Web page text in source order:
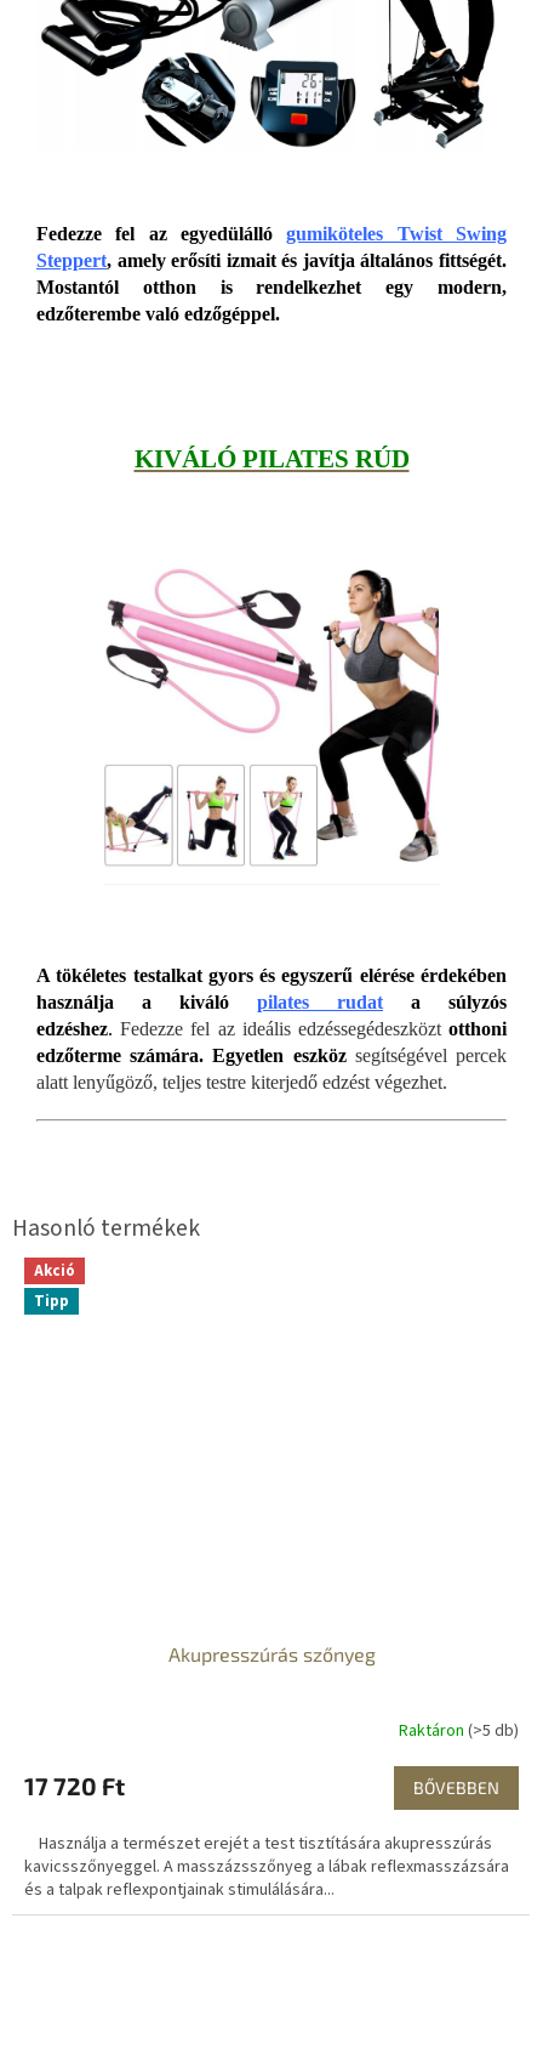
Fedezze fel az egyedülállógumiköteles Twist Swing
Steppert, amely erősíti izmait és javítja általános fittségét.
Mostantól otthon is rendelkezhet egy modern,
edzőterembe való edzőgéppel.
KIVÁLÓ PILATES RÚD
A tökéletes testalkat gyors és egyszerű elérése érdekében
használja a kiváló pilates rudat a súlyzós
edzéshez. Fedezze fel az ideális edzéssegédeszközt otthoni
edzőterme számára. Egyetlen eszköz segítségével percek
alatt lenyűgöző, teljes testre kiterjedő edzést végezhet.
Akció
Tipp
Akupresszúrás szőnyeg
Raktáron (>5 db)
17 720 Ft BŐVEBBEN
Használja a természet erejét a test tisztítására akupresszúrás
kavicsszőnyeggel. A masszázsszőnyeg a lábak reflexmasszázsára
és a talpak reflexpontjainak stimulálására...